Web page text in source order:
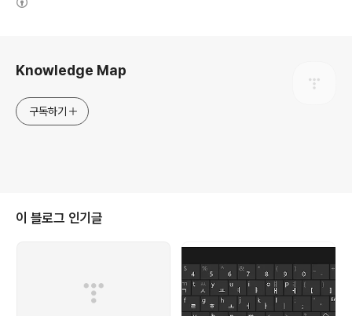
Knowledge Map
구독하기
이 블로그 인기글